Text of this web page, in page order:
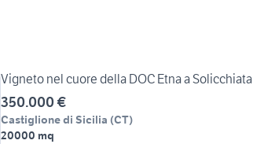
Vigneto nel cuore della DOC Etna a Solicchiata
350.000 €
Castiglione di Sicilia (CT)
20000 mq